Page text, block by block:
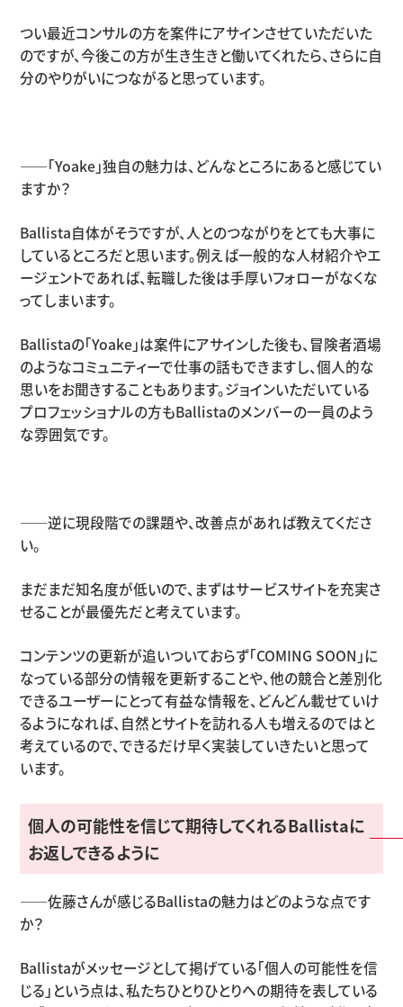
つい最近コンサルの方を案件にアサインさせていただいた
のですが、今後この方が生き生きと働いてくれたら、さらに自
分のやりがいにつながると思っています。
――「Yoake」独自の魅力は、どんなところにあると感じてい
ますか？
Ballista自体がそうですが、人とのつながりをとても大事に
しているところだと思います。例えば一般的な人材紹介やエ
ージェントであれば、転職した後は手厚いフォローがなくな
ってしまいます。
Ballistaの「Yoake」は案件にアサインした後も、冒険者酒場
のようなコミュニティーで仕事の話もできますし、個人的な
思いをお聞きすることもあります。ジョインいただいている
プロフェッショナルの方もBallistaのメンバーの一員のよう
な雰囲気です。
――逆に現段階での課題や、改善点があれば教えてくださ
い。
まだまだ知名度が低いので、まずはサービスサイトを充実さ
せることが最優先だと考えています。
コンテンツの更新が追いついておらず「COMING SOON」に
なっている部分の情報を更新することや、他の競合と差別化
できるユーザーにとって有益な情報を、どんどん載せていけ
るようになれば、自然とサイトを訪れる人も増えるのではと
考えているので、できるだけ早く実装していきたいと思って
います。
個人の可能性を信じて期待してくれるBallistaに
お返しできるように
――佐藤さんが感じるBallistaの魅力はどのような点です
か？
Ballistaがメッセージとして掲げている「個人の可能性を信
じる」という点は、私たちひとりひとりへの期待を表している